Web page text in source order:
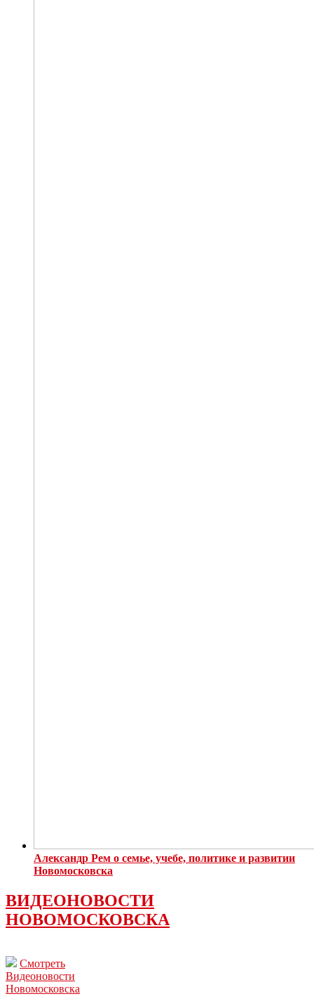
Александр Рем о семье, учебе, политике и развитии
Новомосковска
ВИДЕОНОВОСТИ
НОВОМОСКОВСКА
Смотреть
Видеоновости
Новомосковска